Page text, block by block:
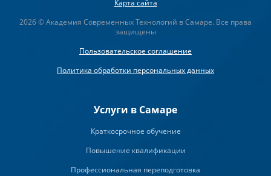
Карта сайта
2026 © Академия Современных Технологий в Самаре. Все права
защищены
Пользовательское соглашение
Политика обработки персональных данных
Услуги в Самаре
Краткосрочное обучение
Повышение квалификации
Профессиональная переподготовка